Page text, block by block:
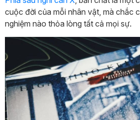
cuộc đời của mỗi nhân vật, mà chắc
nghiệm nào thỏa lòng tất cả mọi sự.